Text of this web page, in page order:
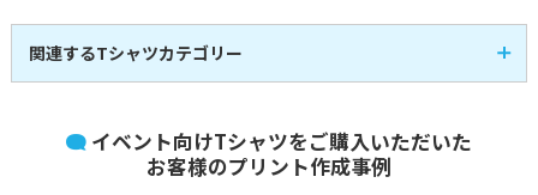
関連するTシャツカテゴリー
14 商品 全17商品
アパレル・お洒落Tシ
ャツ
21商品 スポーツTシャツ
全30商品
長袖Tシャツ
商品 激安Tシャツ
イベント向けTシャツをご購入いただいた
お客様のプリント作成事例